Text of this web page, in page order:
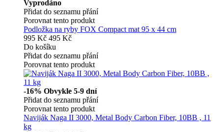
Vyprodáno
Přidat do seznamu přání
Porovnat tento produkt
Podložka na ryby FOX Compact mat 95 x 44 cm
995 Kč 495 Kč
Do košíku
Přidat do seznamu přání
Porovnat tento produkt
-16% Obvykle 5-9 dní
Přidat do seznamu přání
Porovnat tento produkt
Naviják Naga II 3000, Metal Body Carbon Fiber, 10BB , 11
kg